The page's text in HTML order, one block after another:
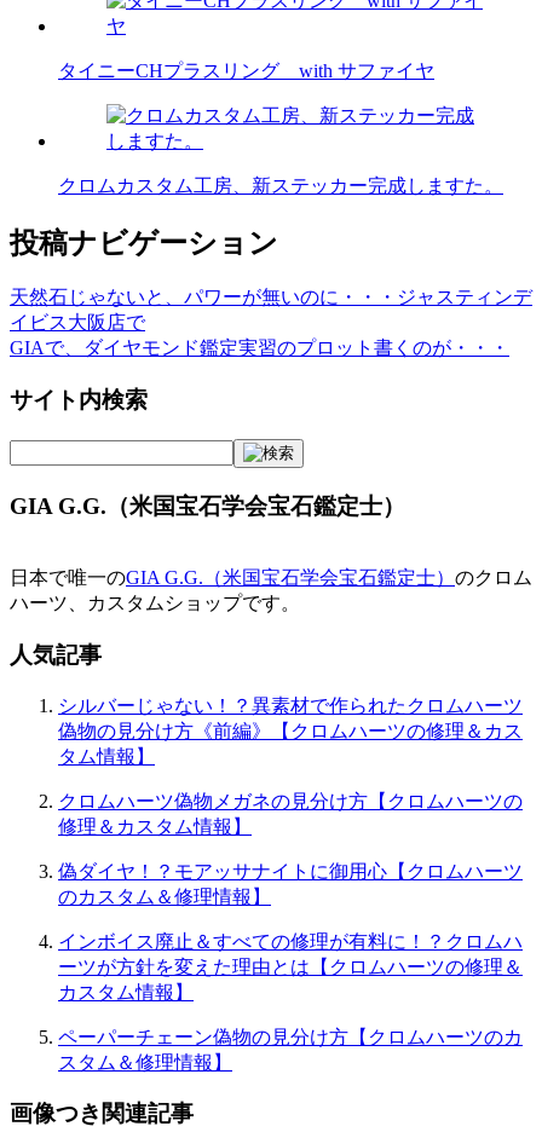
タイニーCHプラスリング with サファイヤ
クロムカスタム工房、新ステッカー完成しますた。
投稿ナビゲーション
天然石じゃないと、パワーが無いのに・・・ジャスティンデ
イビス大阪店で
GIAで、ダイヤモンド鑑定実習のプロット書くのが・・・
サイト内検索
GIA G.G.（米国宝石学会宝石鑑定士）
日本で唯一のGIA G.G.（米国宝石学会宝石鑑定士） のクロム
ハーツ、カスタムショップです。
人気記事
シルバーじゃない！？異素材で作られたクロムハーツ
偽物の見分け方《前編》【クロムハーツの修理＆カス
タム情報】
クロムハーツ偽物メガネの見分け方【クロムハーツの
修理＆カスタム情報】
偽ダイヤ！？モアッサナイトに御用心【クロムハーツ
のカスタム＆修理情報】
インボイス廃止＆すべての修理が有料に！？クロムハ
ーツが方針を変えた理由とは【クロムハーツの修理＆
カスタム情報】
ペーパーチェーン偽物の見分け方【クロムハーツのカ
スタム＆修理情報】
画像つき関連記事